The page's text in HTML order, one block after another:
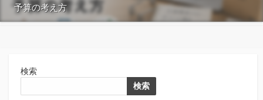
予算の考え方
検索
検索